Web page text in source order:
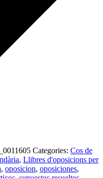
Categories: Cos de
, Llibres d'oposicions per
, oposicion, oposiciones,